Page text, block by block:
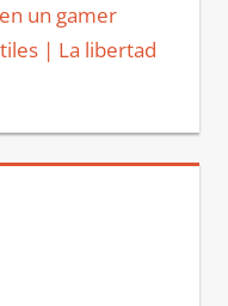
un gamer
| La libertad